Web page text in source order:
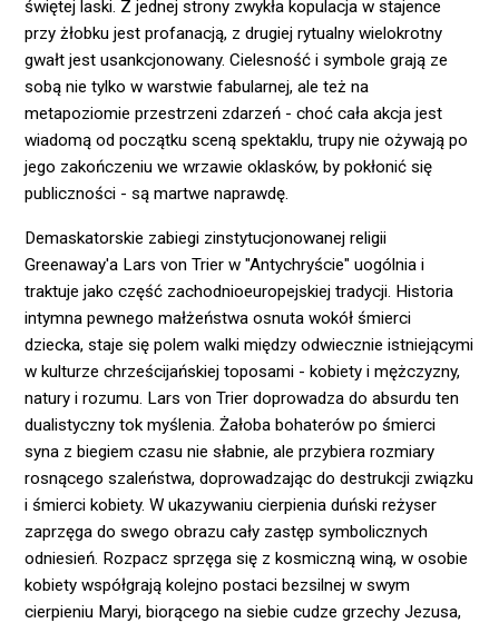
świętej laski. Z jednej strony zwykła kopulacja w stajence
przy żłobku jest profanacją, z drugiej rytualny wielokrotny
gwałt jest usankcjonowany. Cielesność i symbole grają ze
sobą nie tylko w warstwie fabularnej, ale też na
metapoziomie przestrzeni zdarzeń - choć cała akcja jest
wiadomą od początku sceną spektaklu, trupy nie ożywają po
jego zakończeniu we wrzawie oklasków, by pokłonić się
publiczności - są martwe naprawdę.
Demaskatorskie zabiegi zinstytucjonowanej religii
Greenaway'a Lars von Trier w "Antychryście" uogólnia i
traktuje jako część zachodnioeuropejskiej tradycji. Historia
intymna pewnego małżeństwa osnuta wokół śmierci
dziecka, staje się polem walki między odwiecznie istniejącymi
w kulturze chrześcijańskiej toposami - kobiety i mężczyzny,
natury i rozumu. Lars von Trier doprowadza do absurdu ten
dualistyczny tok myślenia. Żałoba bohaterów po śmierci
syna z biegiem czasu nie słabnie, ale przybiera rozmiary
rosnącego szaleństwa, doprowadzając do destrukcji związku
i śmierci kobiety. W ukazywaniu cierpienia duński reżyser
zaprzęga do swego obrazu cały zastęp symbolicznych
odniesień. Rozpacz sprzęga się z kosmiczną winą, w osobie
kobiety współgrają kolejno postaci bezsilnej w swym
cierpieniu Maryi, biorącego na siebie cudze grzechy Jezusa,